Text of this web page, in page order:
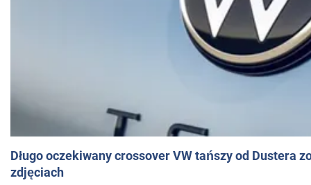
Długo oczekiwany crossover VW tańszy od Dustera
zdjęciach